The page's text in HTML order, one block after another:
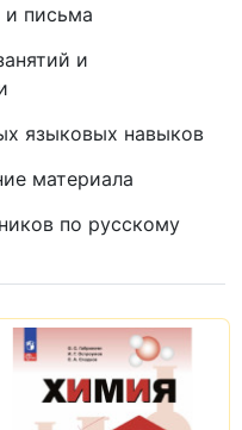
письма
и
языковых навыков
материала
по русскому